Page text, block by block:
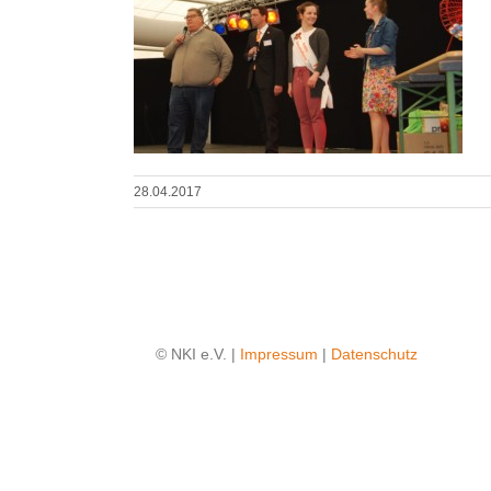
28.04.2017
© NKI e.V. | Impressum | Datenschutz